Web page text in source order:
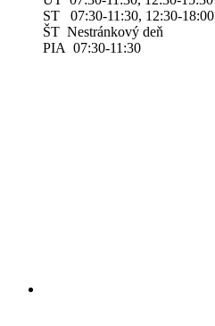
ST 07:30-11:30, 12:30-18:00
ŠT Nestránkový deň
PIA 07:30-11:30